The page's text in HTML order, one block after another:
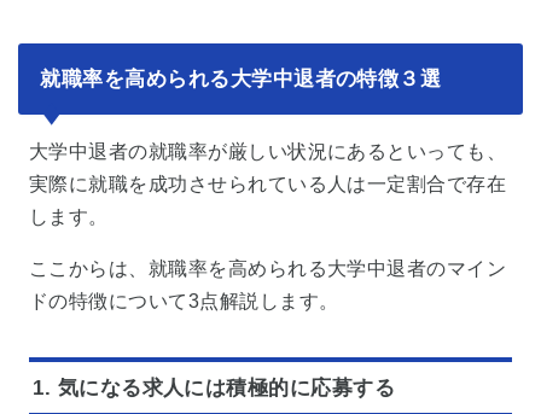
就職率を高められる大学中退者の特徴３選
大学中退者の就職率が厳しい状況にあるといっても、
実際に就職を成功させられている人は一定割合で存在
します。
ここからは、就職率を高められる大学中退者のマイン
ドの特徴について3点解説します。
1. 気になる求人には積極的に応募する